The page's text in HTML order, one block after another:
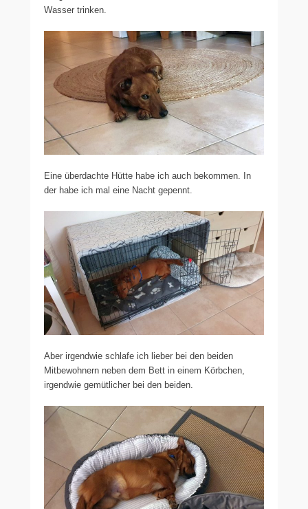
Wasser trinken.
Eine überdachte Hütte habe ich auch bekommen. In
der habe ich mal eine Nacht gepennt.
Aber irgendwie schlafe ich lieber bei den beiden
Mitbewohnern neben dem Bett in einem Körbchen,
irgendwie gemütlicher bei den beiden.